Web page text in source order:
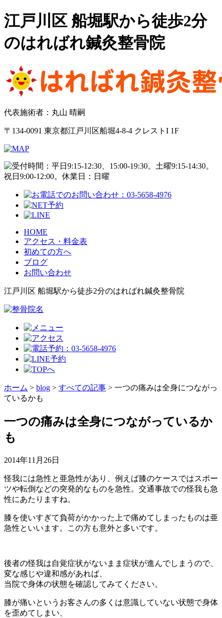
江戸川区 船堀駅から徒歩2分
のはればれ鍼灸整骨院
代表施術者：丸山 晴嗣
〒134-0091 東京都江戸川区船堀4-8-4 クレストI 1F
HOME
アクセス・料金表
初めての方へ
ブログ
お問い合わせ
江戸川区 船堀駅から徒歩2分のはればれ鍼灸整骨院
ホーム > blog > すべての記事 > 一つの痛みは全身につながっ
ているかも
一つの痛みは全身につながっているか
も
2014年11月26日
怪我には急性と亜急性があり、例えば膝のケースではスポー
ツや転倒などの突発的なものを急性。交通事故での怪我も急
性にあたりますね。
膝を使いすぎて負荷がかかった上で痛めてしまったものは亜
急性といいます。この方も意外と多いです。
後者の怪我は自覚症状がないまま症状が進んでしまうので、
変な感じや違和感があれば、
当院で身体の状態を確認してみてください。
膝が痛いというお客さんの多くは意識していない状態で身体
を歪めてしまい、